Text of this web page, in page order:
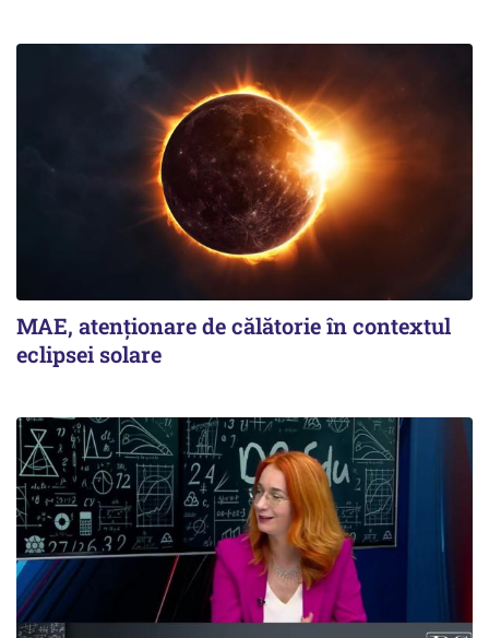
MAE, atenționare de călătorie în contextul
eclipsei solare